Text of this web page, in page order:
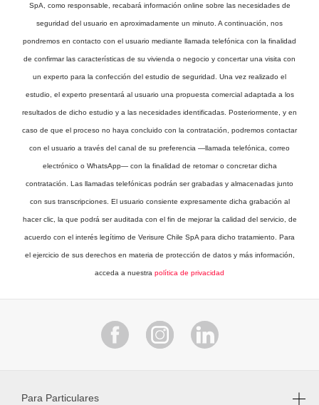
SpA, como responsable, recabará información online sobre las necesidades de
seguridad del usuario en aproximadamente un minuto. A continuación, nos
pondremos en contacto con el usuario mediante llamada telefónica con la finalidad
de confirmar las características de su vivienda o negocio y concertar una visita con
un experto para la confección del estudio de seguridad. Una vez realizado el
estudio, el experto presentará al usuario una propuesta comercial adaptada a los
resultados de dicho estudio y a las necesidades identificadas. Posteriormente, y en
caso de que el proceso no haya concluido con la contratación, podremos contactar
con el usuario a través del canal de su preferencia —llamada telefónica, correo
electrónico o WhatsApp— con la finalidad de retomar o concretar dicha
contratación. Las llamadas telefónicas podrán ser grabadas y almacenadas junto
con sus transcripciones. El usuario consiente expresamente dicha grabación al
hacer clic, la que podrá ser auditada con el fin de mejorar la calidad del servicio, de
acuerdo con el interés legítimo de Verisure Chile SpA para dicho tratamiento. Para
el ejercicio de sus derechos en materia de protección de datos y más información,
acceda a nuestra política de privacidad
Para Particulares